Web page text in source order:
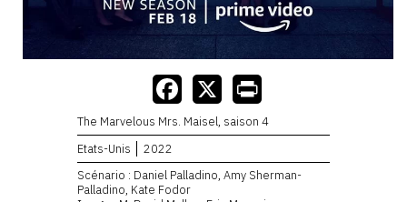
The Marvelous Mrs. Maisel, saison 4
Etats-Unis
2022
Scénario : Daniel Palladino, Amy Sherman-
Palladino, Kate Fodor